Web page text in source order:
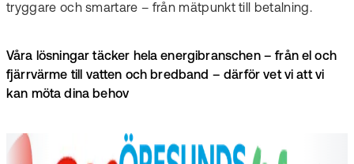
tryggare och smartare – från mätpunkt till betalning.
Våra lösningar täcker hela energibranschen – från el och
fjärrvärme till vatten och bredband – därför vet vi att vi
kan möta dina behov